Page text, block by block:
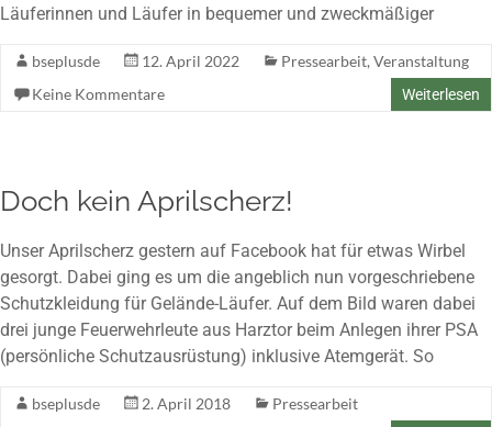
Läuferinnen und Läufer in bequemer und zweckmäßiger
bseplusde 12. April 2022 Pressearbeit, Veranstaltung
Keine Kommentare
Weiterlesen
Doch kein Aprilscherz!
Unser Aprilscherz gestern auf Facebook hat für etwas Wirbel
gesorgt. Dabei ging es um die angeblich nun vorgeschriebene
Schutzkleidung für Gelände-Läufer. Auf dem Bild waren dabei
drei junge Feuerwehrleute aus Harztor beim Anlegen ihrer PSA
(persönliche Schutzausrüstung) inklusive Atemgerät. So
bseplusde 2. April 2018
Pressearbeit